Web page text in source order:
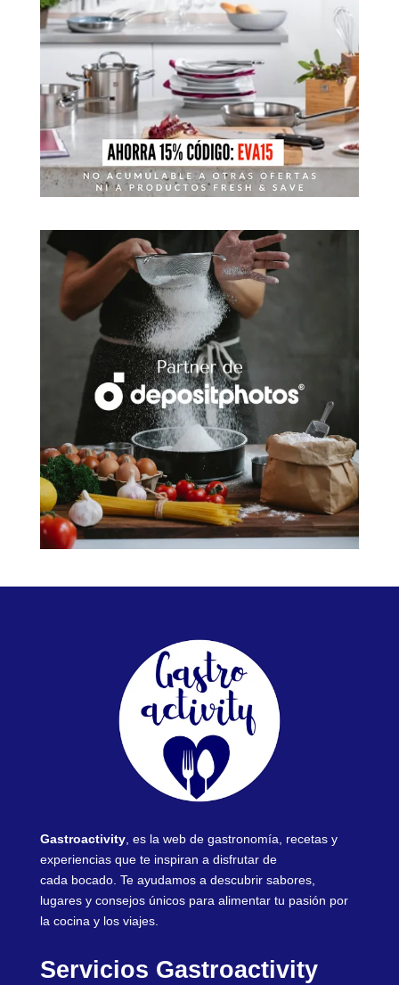
Gastroactivity, es la web de gastronomía, recetas y
experiencias que te inspiran a disfrutar de
cada bocado. Te ayudamos a descubrir sabores,
lugares y consejos únicos para alimentar tu pasión por
la cocina y los viajes.
Servicios Gastroactivity